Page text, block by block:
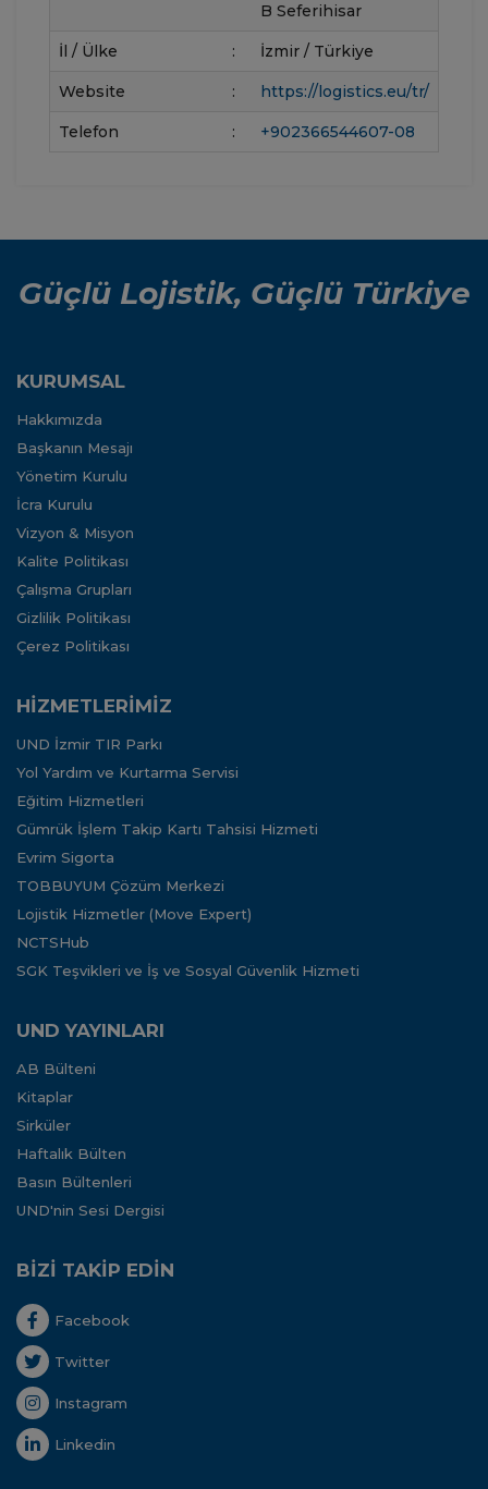
B Seferihisar
İl / Ülke : İzmir / Türkiye
Website : https://logistics.eu/tr/
Telefon : +902366544607-08
Güçlü Lojistik, Güçlü Türkiye
KURUMSAL
Hakkımızda
Başkanın Mesajı
Yönetim Kurulu
İcra Kurulu
Vizyon & Misyon
Kalite Politikası
Çalışma Grupları
Gizlilik Politikası
Çerez Politikası
HİZMETLERİMİZ
UND İzmir TIR Parkı
Yol Yardım ve Kurtarma Servisi
Eğitim Hizmetleri
Gümrük İşlem Takip Kartı Tahsisi Hizmeti
Evrim Sigorta
TOBBUYUM Çözüm Merkezi
Lojistik Hizmetler (Move Expert)
NCTSHub
SGK Teşvikleri ve İş ve Sosyal Güvenlik Hizmeti
UND YAYINLARI
AB Bülteni
Kitaplar
Sirküler
Haftalık Bülten
Basın Bültenleri
UND'nin Sesi Dergisi
BİZİ TAKİP EDİN
Facebook
Twitter
Instagram
Linkedin